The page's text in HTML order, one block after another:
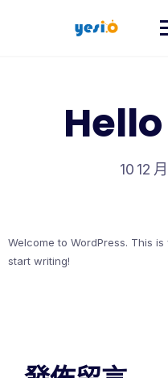
10 12
Welcome to WordPress. This
start writing!